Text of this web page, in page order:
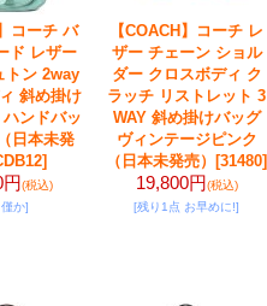
コーチ バ
ド レザー
トン 2way
斜め掛け
ンドバッ
日本未発
(税込)
か]
【COACH】コーチ レ
ザー チェーン ショル
ダー クロスボディ ク
ラッチ リストレット 3
WAY 斜め掛けバッグ
ヴィンテージピンク
（日本未発売）
[31480]
19,800円(税込)
[残り1点 お早めに!]